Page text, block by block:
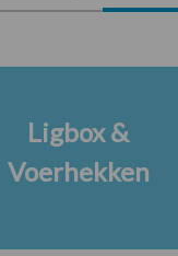
Ligbox &
Voerhekken